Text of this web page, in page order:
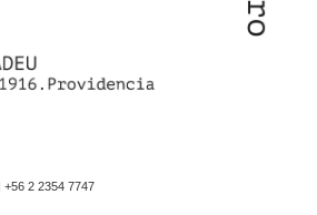
| +56 2 2354 7747